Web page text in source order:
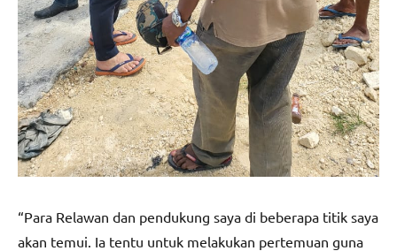
“Para Relawan dan pendukung saya di beberapa titik saya
akan temui. Ia tentu untuk melakukan pertemuan guna